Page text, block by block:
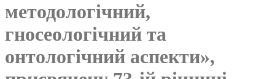
методологічний,
гносеологічний та
онтологічний аспекти»,